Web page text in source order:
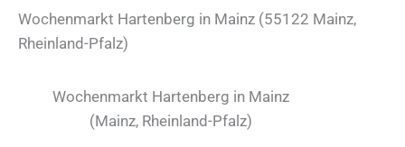
Wochenmarkt Hartenberg in Mainz (55122 Mainz,
Rheinland-Pfalz)
Wochenmarkt Hartenberg in Mainz
(Mainz, Rheinland-Pfalz)